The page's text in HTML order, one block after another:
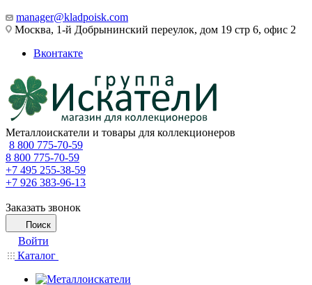
manager@kladpoisk.com
Москва, 1-й Добрынинский переулок, дом 19 стр 6, офис 2
Вконтакте
Металлоискатели и товары для коллекционеров
8 800 775-70-59
8 800 775-70-59
+7 495 255-38-59
+7 926 383-96-13
Заказать звонок
Поиск
Войти
Каталог